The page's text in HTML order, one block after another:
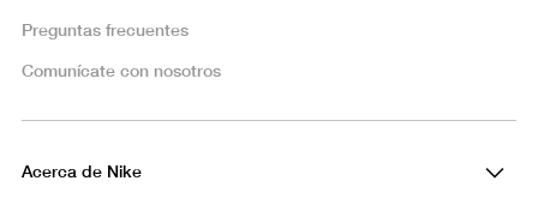
Preguntas frecuentes
Comunícate con nosotros
Acerca de Nike